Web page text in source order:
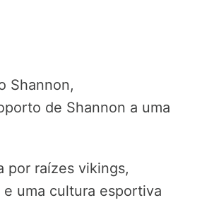
Shannon,
de Shannon a uma
por raízes vikings,
uma cultura esportiva